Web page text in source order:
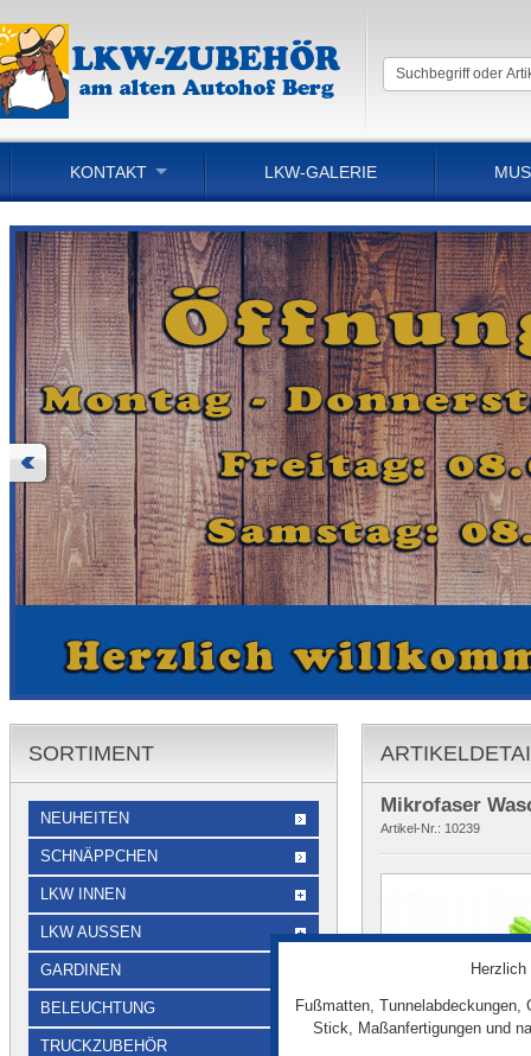
KONTAKT LKW-GALERIE
Mikrofaser
Artikel-Nr.: 10239
SORTIMENT
NEUHEITEN
SCHNÄPPCHEN
LKW INNEN
LKW AUSSEN
GARDINEN
BELEUCHTUNG
TRUCKZUBEHÖR
Herzlich
Fußmatten, Tunnelabdeckungen,
Stick, Maßanfertigungen und